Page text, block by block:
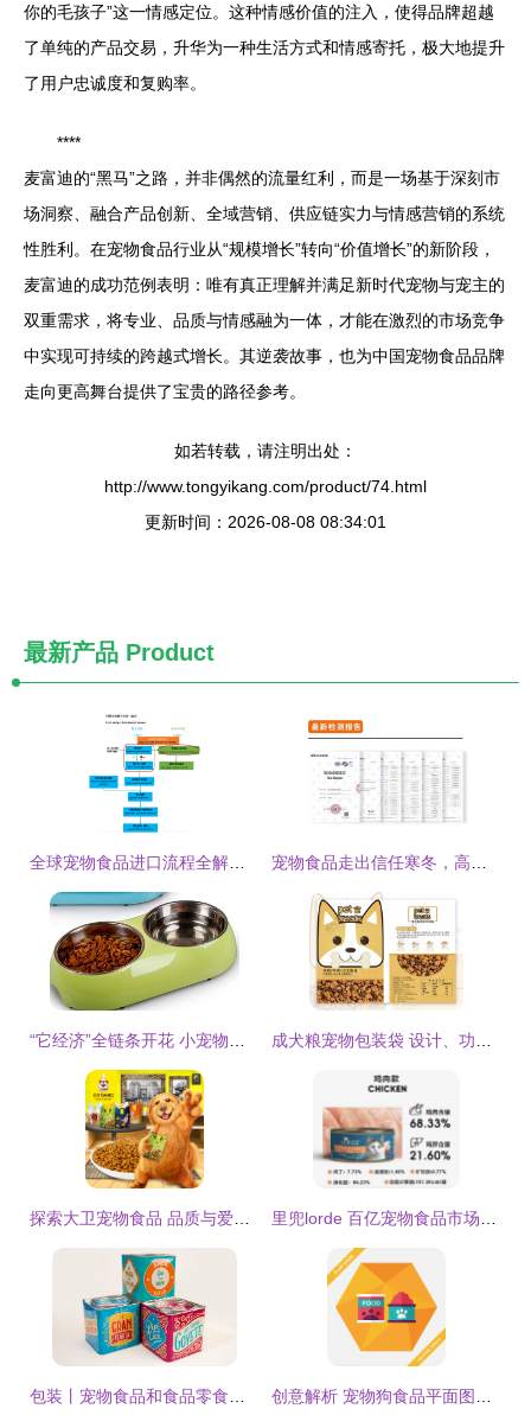
你的毛孩子”这一情感定位。这种情感价值的注入，使得品牌超越
了单纯的产品交易，升华为一种生活方式和情感寄托，极大地提升
了用户忠诚度和复购率。
****
麦富迪的“黑马”之路，并非偶然的流量红利，而是一场基于深刻市
场洞察、融合产品创新、全域营销、供应链实力与情感营销的系统
性胜利。在宠物食品行业从“规模增长”转向“价值增长”的新阶段，
麦富迪的成功范例表明：唯有真正理解并满足新时代宠物与宠主的
双重需求，将专业、品质与情感融为一体，才能在激烈的市场竞争
中实现可持续的跨越式增长。其逆袭故事，也为中国宠物食品品牌
走向更高舞台提供了宝贵的路径参考。
如若转载，请注明出处：
http://www.tongyikang.com/product/74.html
更新时间：2026-08-08 08:34:01
最新产品 Product